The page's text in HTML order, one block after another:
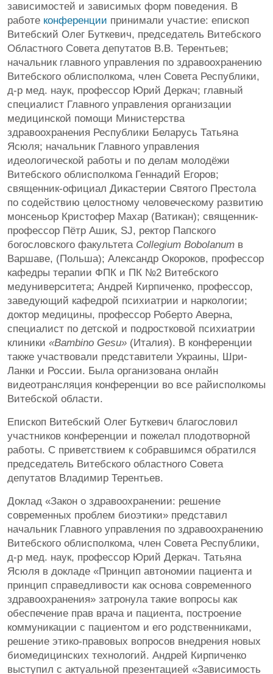
зависимостей и зависимых форм поведения. В
работе конференции принимали участие: епископ
Витебский Олег Буткевич, председатель Витебского
Областного Совета депутатов В.В. Терентьев;
начальник главного управления по здравоохранению
Витебского облисполкома, член Совета Республики,
д-р мед. наук, профессор Юрий Деркач; главный
специалист Главного управления организации
медицинской помощи Министерства
здравоохранения Республики Беларусь Татьяна
Ясюля; начальник Главного управления
идеологической работы и по делам молодёжи
Витебского облисполкома Геннадий Егоров;
священник-официал Дикастерии Святого Престола
по содействию целостному человеческому развитию
монсеньор Кристофер Махар (Ватикан); священник-
профессор Пётр Ашик, SJ, ректор Папского
богословского факультета Collegium Bobolanum в
Варшаве, (Польша); Александр Окороков, профессор
кафедры терапии ФПК и ПК №2 Витебского
медуниверситета; Андрей Кирпиченко, профессор,
заведующий кафедрой психиатрии и наркологии;
доктор медицины, профессор Роберто Аверна,
специалист по детской и подростковой психиатрии
клиники «Bambino Gesu» (Италия). В конференции
также участвовали представители Украины, Шри-
Ланки и России. Была организована онлайн
видеотрансляция конференции во все райисполкомы
Витебской области.
Епископ Витебский Олег Буткевич благословил
участников конференции и пожелал плодотворной
работы. С приветствием к собравшимся обратился
председатель Витебского областного Совета
депутатов Владимир Терентьев.
Доклад «Закон о здравоохранении: решение
современных проблем биоэтики» представил
начальник Главного управления по здравоохранению
Витебского облисполкома, член Совета Республики,
д-р мед. наук, профессор Юрий Деркач. Татьяна
Ясюля в докладе «Принцип автономии пациента и
принцип справедливости как основа современного
здравоохранения» затронула такие вопросы как
обеспечение прав врача и пациента, построение
коммуникации с пациентом и его родственниками,
решение этико-правовых вопросов внедрения новых
биомедицинских технологий. Андрей Кирпиченко
выступил с актуальной презентацией «Зависимость